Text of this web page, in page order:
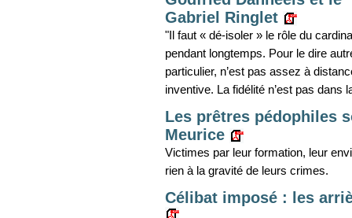
Gabriel Ringlet
"Il faut « dé-isoler » le rôle du
pendant longtemps. Pour le dire
particulier, n’est pas assez à
inventive. La fidélité n’est pas dans
Les prêtres pédophiles
Meurice
Victimes par leur formation, leur
rien à la gravité de leurs crimes.
Célibat imposé : les